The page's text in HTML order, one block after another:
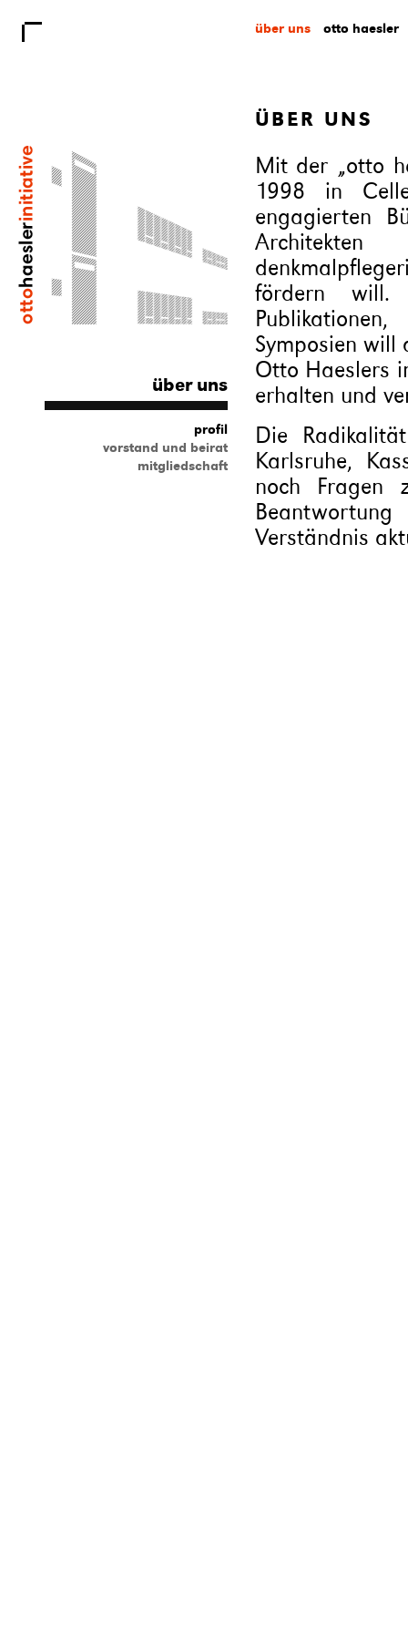
über uns
profil
vorstand und beirat
mitgliedschaft
über uns otto haesler
ÜBER UNS
Mit der „otto
1998 in
engagierten
fördern will.
Symposien will
Otto Haeslers
erhalten und
Die
Karlsruhe,
noch Fragen
Verständnis